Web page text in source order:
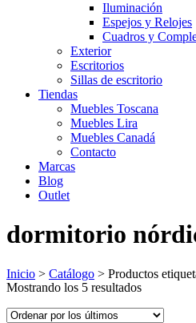
Iluminación
Espejos y Relojes
Cuadros y
Exterior
Escritorios
Sillas de escritorio
Tiendas
Muebles Toscana
Muebles Lira
Muebles Canadá
Contacto
Marcas
Blog
Outlet
dormitorio
Inicio > Catálogo > Productos
Mostrando los 5 resultadosOrdenado
los